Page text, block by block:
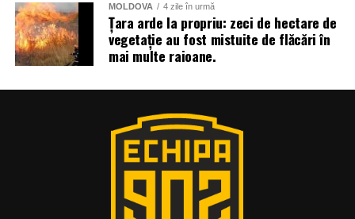
MOLDOVA 4 zile în urmă
Țara arde la propriu: zeci de hectare de
vegetație au fost mistuite de flăcări în
mai multe raioane.